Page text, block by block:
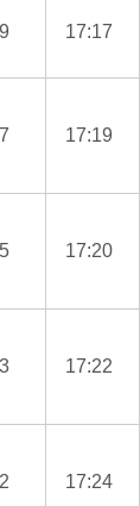
17:17
17:19
17:20
17:22
17:24